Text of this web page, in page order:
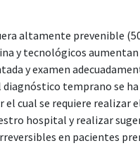
altamente prevenible
y tecnológicos
y examen
temprano se
cual se requiere realizar
hospital y realizar
en pacientes